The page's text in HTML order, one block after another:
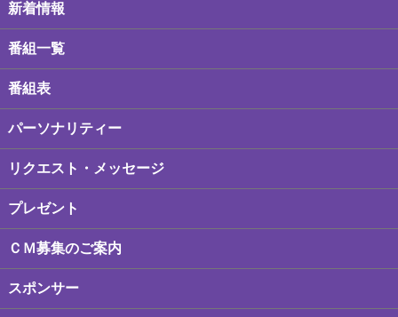
新着情報
番組一覧
番組表
パーソナリティー
リクエスト・メッセージ
プレゼント
ＣＭ募集のご案内
スポンサー